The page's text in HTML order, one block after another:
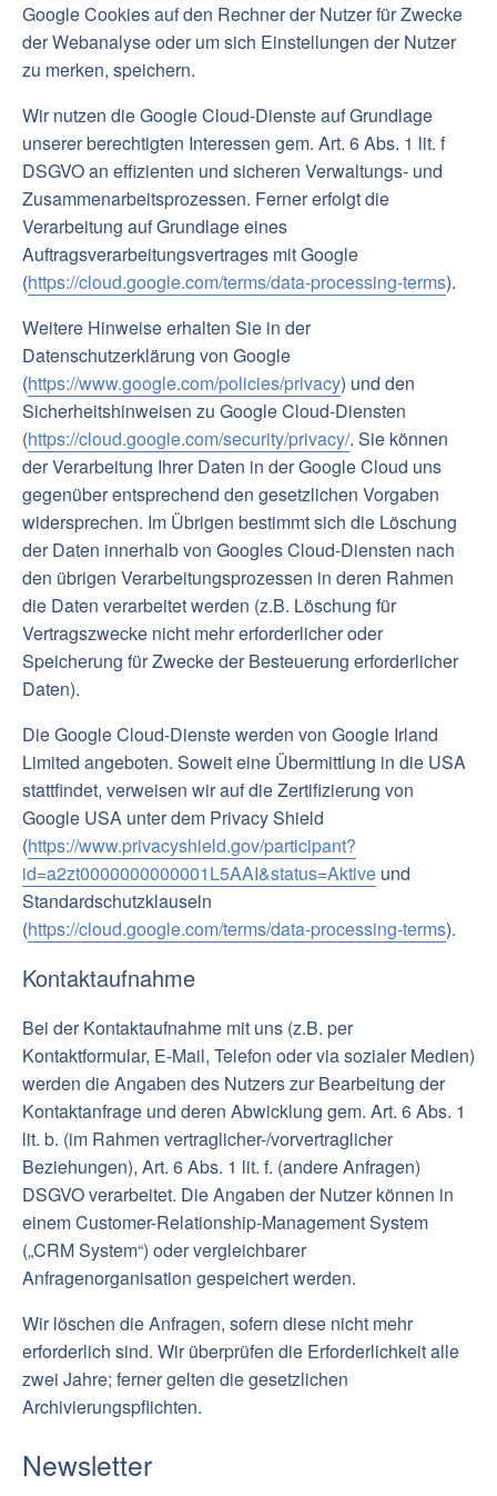
Google Cookies auf den Rechner der Nutzer für Zwecke
der Webanalyse oder um sich Einstellungen der Nutzer
zu merken, speichern.
Wir nutzen die Google Cloud-Dienste auf Grundlage
unserer berechtigten Interessen gem. Art. 6 Abs. 1 lit. f
DSGVO an effizienten und sicheren Verwaltungs- und
Zusammenarbeitsprozessen. Ferner erfolgt die
Verarbeitung auf Grundlage eines
Auftragsverarbeitungsvertrages mit Google
(https://cloud.google.com/terms/data-processing-terms).
Weitere Hinweise erhalten Sie in der
Datenschutzerklärung von Google
(https://www.google.com/policies/privacy) und den
Sicherheitshinweisen zu Google Cloud-Diensten
(https://cloud.google.com/security/privacy/. Sie können
der Verarbeitung Ihrer Daten in der Google Cloud uns
gegenüber entsprechend den gesetzlichen Vorgaben
widersprechen. Im Übrigen bestimmt sich die Löschung
der Daten innerhalb von Googles Cloud-Diensten nach
den übrigen Verarbeitungsprozessen in deren Rahmen
die Daten verarbeitet werden (z.B. Löschung für
Vertragszwecke nicht mehr erforderlicher oder
Speicherung für Zwecke der Besteuerung erforderlicher
Daten).
Die Google Cloud-Dienste werden von Google Irland
Limited angeboten. Soweit eine Übermittlung in die USA
stattfindet, verweisen wir auf die Zertifizierung von
Google USA unter dem Privacy Shield
(https://www.privacyshield.gov/participant?
id=a2zt0000000000001L5AAI&status=Aktive und
Standardschutzklauseln
(https://cloud.google.com/terms/data-processing-terms).
Kontaktaufnahme
Bei der Kontaktaufnahme mit uns (z.B. per
Kontaktformular, E-Mail, Telefon oder via sozialer Medien)
werden die Angaben des Nutzers zur Bearbeitung der
Kontaktanfrage und deren Abwicklung gem. Art. 6 Abs. 1
lit. b. (im Rahmen vertraglicher-/vorvertraglicher
Beziehungen), Art. 6 Abs. 1 lit. f. (andere Anfragen)
DSGVO verarbeitet. Die Angaben der Nutzer können in
einem Customer-Relationship-Management System
(„CRM System“) oder vergleichbarer
Anfragenorganisation gespeichert werden.
Wir löschen die Anfragen, sofern diese nicht mehr
erforderlich sind. Wir überprüfen die Erforderlichkeit alle
zwei Jahre; ferner gelten die gesetzlichen
Archivierungspflichten.
Newsletter